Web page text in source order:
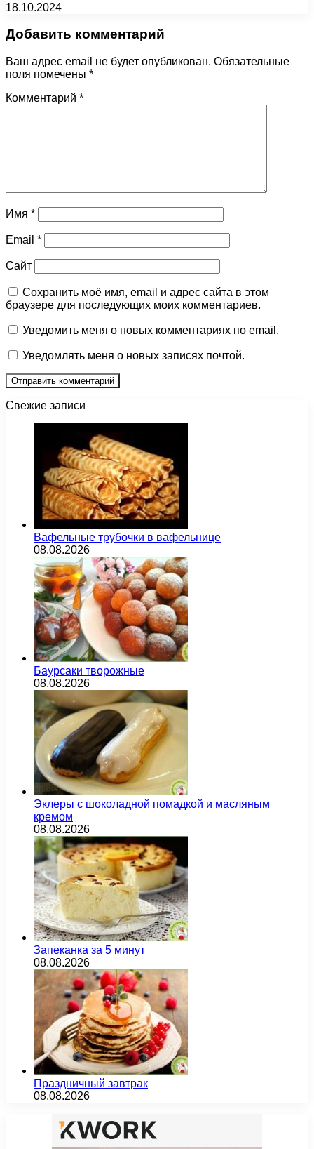
18.10.2024
Добавить комментарий
Ваш адрес email не будет опубликован. Обязательные
поля помечены *
Комментарий *
Имя *
Email *
Сайт
Сохранить моё имя, email и адрес сайта в этом
браузере для последующих моих комментариев.
Уведомить меня о новых комментариях по email.
Уведомлять меня о новых записях почтой.
Свежие записи
Вафельные трубочки в вафельнице
08.08.2026
Баурсаки творожные
08.08.2026
Эклеры с шоколадной помадкой и масляным
кремом
08.08.2026
Запеканка за 5 минут
08.08.2026
Праздничный завтрак
08.08.2026